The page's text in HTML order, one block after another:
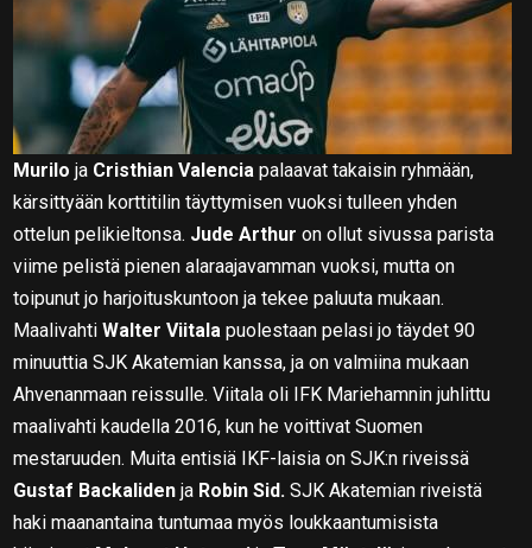
Murilo ja Cristhian Valencia palaavat takaisin ryhmään,
kärsittyään korttitilin täyttymisen vuoksi tulleen yhden
ottelun pelikieltonsa. Jude Arthur on ollut sivussa parista
viime pelistä pienen alaraajavamman vuoksi, mutta on
toipunut jo harjoituskuntoon ja tekee paluuta mukaan.
MaalivahtiWalter Viitala puolestaan pelasi jo täydet 90
minuuttia SJK Akatemian kanssa, ja on valmiina mukaan
Ahvenanmaan reissulle. Viitala oli IFK Mariehamnin juhlittu
maalivahti kaudella 2016, kun he voittivat Suomen
mestaruuden. Muita entisiä IKF-laisia on SJK:n riveissä
Gustaf Backaliden ja Robin Sid. SJK Akatemian riveistä
haki maanantaina tuntumaa myös loukkaantumisista